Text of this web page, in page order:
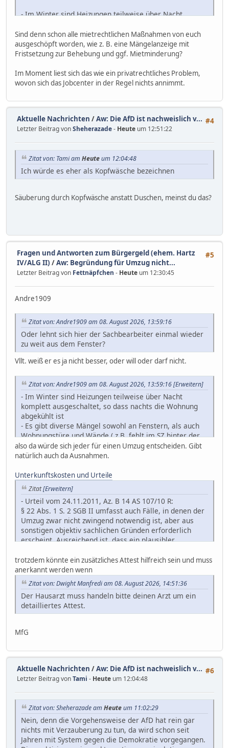
- Im Winter sind Heizungen teilweise über Nacht
abgekühlt ist
- Es gibt diverse Mängel sowohl an Fenstern, als auch
Wohnungstüre und Wände ( z.B. fehlt im SZ hinter der
reinkommen)
- Bedrohungen und andere Unstimmigkeiten mir
- Das Vertrauensverhältnis zwischen Vermieter und
Mieter ist gestört, neuerdings u.a. auch weil die
Verwaltung des Hauses auf den Sohn des Eigentümers
übertragen wurde
Sind denn schon alle mietrechtlichen Maßnahmen von euch
ausgeschöpft worden, wie z. B. eine Mängelanzeige mit
Fristsetzung zur Behebung und ggf. Mietminderung?
Im Moment liest sich das wie ein privatrechtliches Problem,
wovon sich das Jobcenter in der Regel nichts annimmt.
#4
Aktuelle Nachrichten /Aw: Die AfD ist nachweislich v...
Letzter Beitrag vonSheherazade- Heute um 12:51:22
Zitat von: Tami am Heuteum 12:04:48
Ich würde es eher als Kopfwäsche bezeichnen
Säuberung durch Kopfwäsche anstatt Duschen, meinst du das?
#5
Fragen und Antworten zum Bürgergeld (ehem. Hartz
IV/ALG II) /Aw: Begründung für Umzug nicht...
Letzter Beitrag von Fettnäpfchen - Heute um 12:30:45
Andre1909
Zitat von: Andre1909 am 08. August 2026, 13:59:16
Oder lehnt sich hier der Sachbearbeiter einmal wieder
zu weit aus dem Fenster?
Vllt. weiß er es ja nicht besser, oder will oder darf nicht.
Zitat von: Andre1909 am 08. August 2026, 13:59:16[Erweitern]
- Im Winter sind Heizungen teilweise über Nacht
komplett ausgeschaltet, so dass nachts die Wohnung
abgekühlt ist
- Es gibt diverse Mängel sowohl an Fenstern, als auch
Wohnungstüre und Wände ( z.B. fehlt im SZ hinter der
heizung ein prächtiges Stück Putz, wo Ungeziefer etc.
reinkommen)
gegenüber von anderem Mieter im Haus
- Das Vertrauensverhältnis zwischen Vermieter und
Mieter ist gestört, neuerdings u.a. auch weil die
Verwaltung des Hauses auf den Sohn des Eigentümers
übertragen wurde
- Und natürlich auch aufgrund der Mobilität, um meine
Termine wahrnehmen zu können bei Fachärzten, die
nicht im Umkreis liegen und per Bahn erreicht werden
also da würde sich jeder für einen Umzug entscheiden. Gibt
natürlich auch da Ausnahmen.
Unterkunftskosten und Urteile
Zitat[Erweitern]
- Urteil vom 24.11.2011, Az. B 14 AS 107/10 R:
§ 22 Abs. 1 S. 2 SGB II umfasst auch Fälle, in denen der
Umzug zwar nicht zwingend notwendig ist, aber aus
sonstigen objektiv sachlichen Gründen erforderlich
erscheint. Ausreichend ist, dass ein plausibler,
Wohnungswechsel vorliegt, von dem sich auch ein
Nichtleistungsberechtigter leiten lassen würde.
Die neue Wohnung muss geeignet sein, die nicht mehr
hinnehmbaren Nachteilen der bisherigen Wohnung
abzuwenden.
Die Kosten der neuen Wohnung müssen angemessen
Lebensqualität innerhalb der Angemessenheitsgrenze
allenfalls eine geringfügige Kostensteigerung zulässt.
trotzdem könnte ein zusätzliches Attest hilfreich sein und muss
anerkannt werden wenn
Zitat von: Dwight Manfredi am 08. August 2026, 14:51:36
Der Hausarzt muss handeln bitte deinen Arzt um ein
detailliertes Attest.
MfG
#6
Aktuelle Nachrichten /Aw: Die AfD ist nachweislich v...
Letzter Beitrag vonTami - Heute um 12:04:48
Zitat von: Sheherazade am Heuteum 11:02:29
Nein, denn die Vorgehensweise der AfD hat rein gar
nichts mit Verzauberung zu tun, da wird schon seit
Jahren mit System gegen die Demokratie vorgegangen.